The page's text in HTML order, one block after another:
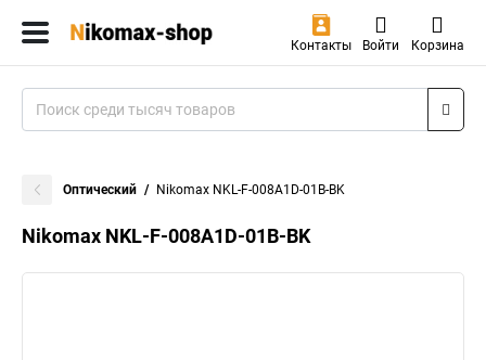
Контакты Войти Корзина
Оптический Nikomax NKL-F-008A1D-01B-BK
Nikomax NKL-F-008A1D-01B-BK